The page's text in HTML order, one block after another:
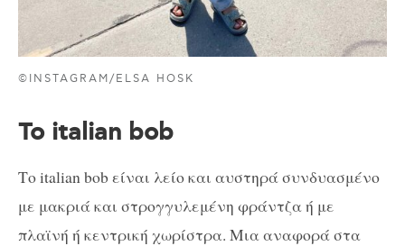
©INSTAGRAM/ELSA HOSK
To italian bob
Το italian bob είναι λείο και αυστηρά συνδυασμένο
με μακριά και στρογγυλεμένη φράντζα ή με
πλαϊνή ή κεντρική χωρίστρα. Μια αναφορά στα